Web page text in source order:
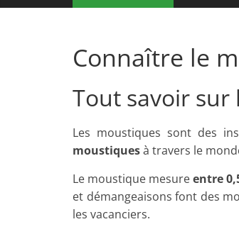
Connaître le
Tout savoir
Les moustiques sont des
moustiquesà travers le
Le moustique mesureentre
et démangeaisons font des
les vacanciers.